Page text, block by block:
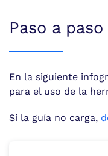
Paso a paso
En la siguiente
para el uso de la
Si la guía no carga,